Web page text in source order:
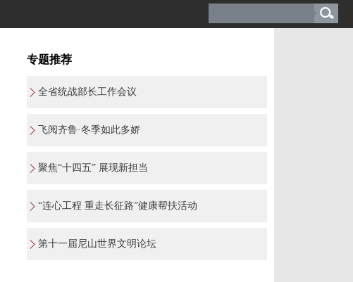
专题推荐
全省统战部长工作会议
飞阅齐鲁·冬季如此多娇
聚焦“十四五” 展现新担当
“连心工程 重走长征路”健康帮扶活动
第十一届尼山世界文明论坛